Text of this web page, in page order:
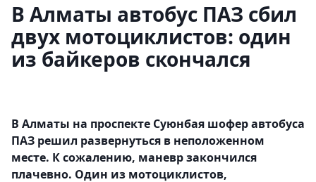
В Алматы автобус ПАЗ сбил
двух мотоциклистов: один
из байкеров скончался
В Алматы на проспекте Суюнбая шофер автобуса
ПАЗ решил развернуться в неположенном
месте. К сожалению, маневр закончился
плачевно. Один из мотоциклистов,